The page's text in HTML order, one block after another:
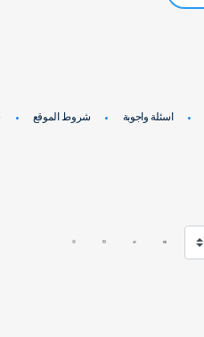
اسئلة واجوبة شروط الموقع